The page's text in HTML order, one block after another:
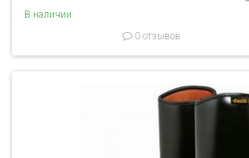
В наличии
0 отзывов